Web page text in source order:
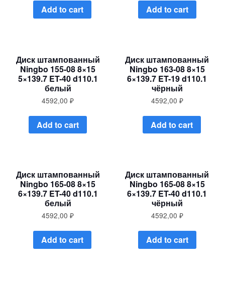
Add to cart Add to cart
Диск штампованный
Ningbo 155-08 8×15
5×139.7 ET-40 d110.1
белый
4592,00₽
Add to cart
Диск штампованный
Ningbo 163-08 8×15
6×139.7 ET-19 d110.1
чёрный
4592,00 ₽
Add to cart
Диск штампованный
Ningbo 165-08 8×15
6×139.7 ET-40 d110.1
белый
4592,00₽
Add to cart
Диск штампованный
Ningbo 165-08 8×15
6×139.7 ET-40 d110.1
чёрный
4592,00 ₽
Add to cart